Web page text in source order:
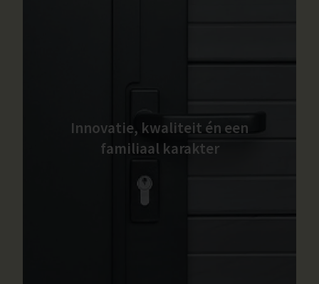
Innovatie, kwaliteit én een
familiaal karakter